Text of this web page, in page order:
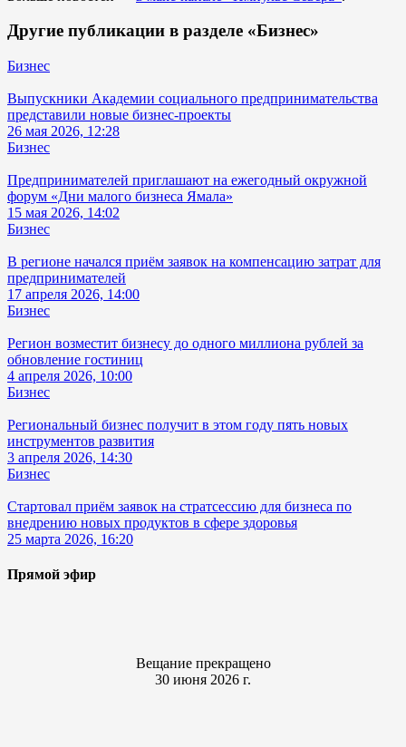
Другие публикации в разделе «Бизнес»
Бизнес
Выпускники Академии социального предпринимательства
представили новые бизнес-проекты
26 мая 2026, 12:28
Бизнес
Предпринимателей приглашают на ежегодный окружной
форум «Дни малого бизнеса Ямала»
15 мая 2026, 14:02
Бизнес
В регионе начался приём заявок на компенсацию затрат для
предпринимателей
17 апреля 2026, 14:00
Бизнес
Регион возместит бизнесу до одного миллиона рублей за
обновление гостиниц
4 апреля 2026, 10:00
Бизнес
Региональный бизнес получит в этом году пять новых
инструментов развития
3 апреля 2026, 14:30
Бизнес
Стартовал приём заявок на стратсессию для бизнеса по
внедрению новых продуктов в сфере здоровья
25 марта 2026, 16:20
Прямой эфир
Вещание прекращено
30 июня 2026 г.